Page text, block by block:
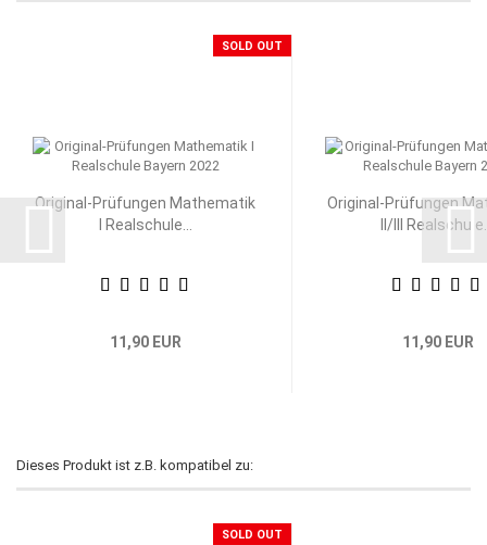
SOLD OUT
Original-Prüfungen Mathematik
I Realschule...
11,90 EUR
Original-Prüfungen
II/III
11,90 EUR
Dieses Produkt ist z.B. kompatibel zu:
SOLD OUT